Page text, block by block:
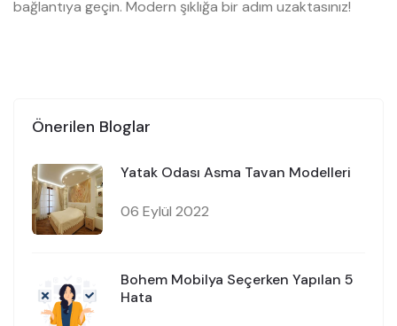
bağlantıya geçin. Modern şıklığa bir adım uzaktasınız!
Önerilen Bloglar
Yatak Odası Asma Tavan Modelleri
06 Eylül 2022
Bohem Mobilya Seçerken Yapılan 5
Hata